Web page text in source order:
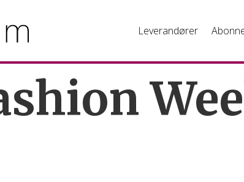
Leverandører